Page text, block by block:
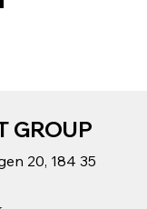
20, 184 35
GROUP